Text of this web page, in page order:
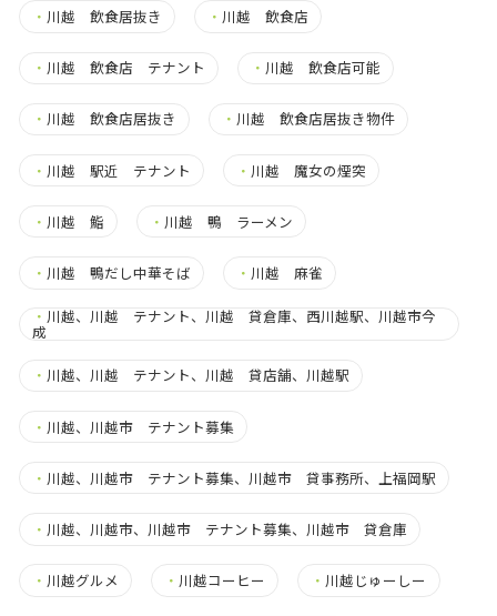
・ 川越 飲食居抜き ・ 川越 飲食店
・ 川越 飲食店 テナント ・ 川越 飲食店可能
・ 川越 飲食店居抜き ・ 川越 飲食店居抜き物件
・ 川越 駅近 テナント ・ 川越 魔女の煙突
・ 川越 鮨 ・ 川越 鴨 ラーメン
・ 川越 鴨だし中華そば ・ 川越 麻雀
・ 川越、川越 テナント、川越 貸倉庫、西川越駅、川越市今
成
・ 川越、川越 テナント、川越 貸店舗、川越駅
・ 川越、川越市 テナント募集
・ 川越、川越市 テナント募集、川越市 貸事務所、上福岡駅
・ 川越、川越市、川越市 テナント募集、川越市 貸倉庫
・ 川越グルメ ・ 川越コーヒー ・ 川越じゅーしー